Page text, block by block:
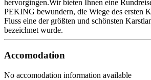
hervorgingen.Wir bieten Ihnen eine
PEKING bewundern, die Wiege des ersten
Fluss eine der größten und schönsten
bezeichnet wurde.
Accomodation
No accomodation information available